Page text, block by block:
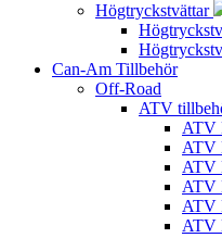
Högtryckstvättar
Can-Am Tillbehör
Off-Road
ATV
ATV
ATV
ATV
ATV
ATV
ATV